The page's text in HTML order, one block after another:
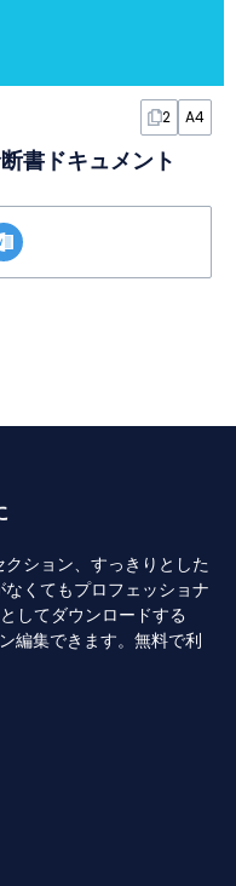
2 A4
書ドキュメント
ション、すっきりとした
くてもプロフェッショナ
してダウンロードする
編集できます。無料で利